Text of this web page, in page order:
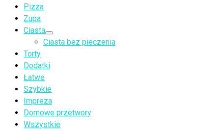
Pizza
Zupa
Ciasta
Ciasta bez pieczenia
Torty
Dodatki
Łatwe
Szybkie
Impreza
Domowe przetwory
Wszystkie